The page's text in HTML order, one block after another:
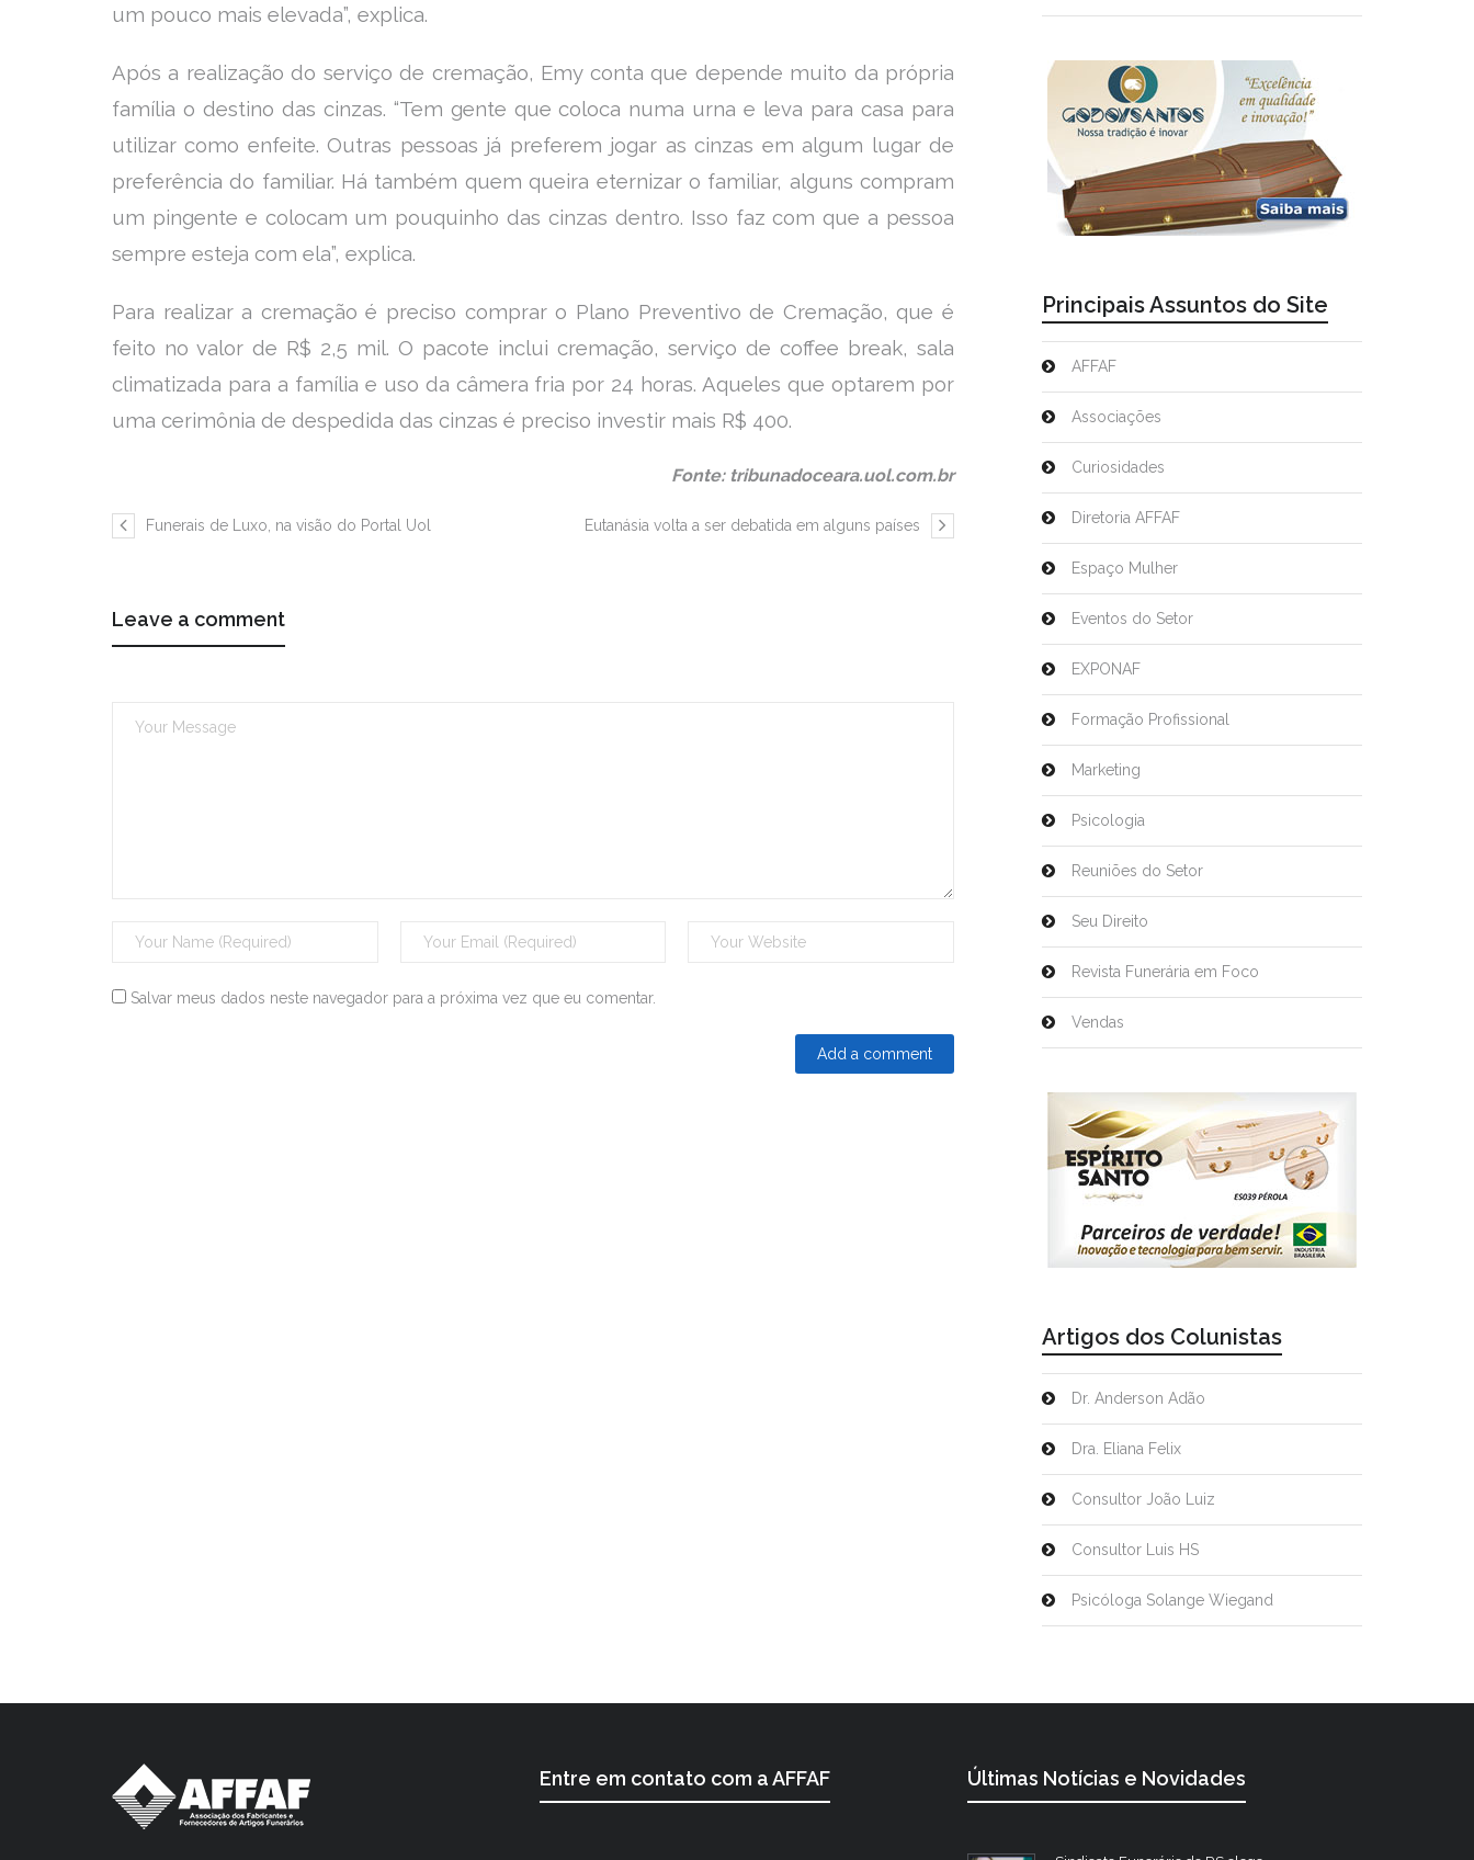
um pouco mais elevada”, explica.
Após a realização do serviço de cremação, Emy conta que depende muito da própria
família o destino das cinzas. “Tem gente que coloca numa urna e leva para casa para
utilizar como enfeite. Outras pessoas já preferem jogar as cinzas em algum lugar de
preferência do familiar. Há também quem queira eternizar o familiar, alguns compram
um pingente e colocam um pouquinho das cinzas dentro. Isso faz com que a pessoa
sempre esteja com ela”, explica.
Para realizar a cremação é preciso comprar o Plano Preventivo de Cremação, que é
feito no valor de R$ 2,5 mil. O pacote inclui cremação, serviço de coffee break, sala
climatizada para a família e uso da câmera fria por 24 horas. Aqueles que optarem por
uma cerimônia de despedida das cinzas é preciso investir mais R$ 400.
Fonte: tribunadoceara.uol.com.br
Funerais de Luxo, na visão do Portal Uol Eutanásia volta a ser debatida em alguns países
Leave a comment
Salvar meus dados neste navegador para a próxima vez que eu comentar.
Principais Assuntos do Site
AFFAF
Associações
Curiosidades
Diretoria AFFAF
Espaço Mulher
Eventos do Setor
EXPONAF
Formação Profissional
Marketing
Psicologia
Reuniões do Setor
Seu Direito
Revista Funerária em Foco
Vendas
Artigos dos Colunistas
Dr. Anderson Adão
Dra. Eliana Felix
Consultor João Luiz
Consultor Luis HS
Psicóloga Solange Wiegand
Entre em contato com a AFFAF Últimas Notícias e Novidades